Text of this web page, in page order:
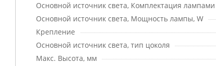
Основной источник света, Комплектация лампами
Основной источник света, Мощность лампы, W
Крепление
Основной источник света, тип цоколя
Макс. Высота, мм